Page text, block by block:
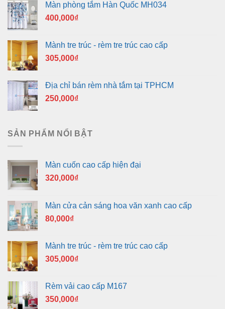
Màn phòng tắm Hàn Quốc MH034
400,000₫
Mành tre trúc - rèm tre trúc cao cấp
305,000₫
Địa chỉ bán rèm nhà tắm tại TPHCM
250,000₫
SẢN PHẨM NỔI BẬT
Màn cuốn cao cấp hiện đại
320,000₫
Màn cửa cản sáng hoa văn xanh cao cấp
80,000₫
Mành tre trúc - rèm tre trúc cao cấp
305,000₫
Rèm vải cao cấp M167
350,000₫